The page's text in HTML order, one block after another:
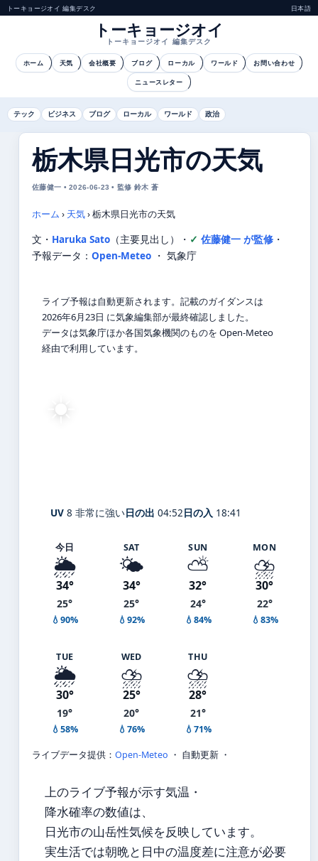
トーキョージオイ 編集デスク 日本語
トーキョージオイ
トーキョージオイ 編集デスク
ホーム 天気 会社概要 ブログ ローカル ワールド お問い合わせ
ニュースレター
テック ビジネス ブログ ローカル ワールド 政治
栃木県日光市の天気
佐藤健一 • 2026-06-23 • 監修 鈴木 蒼
ホーム › 天気›栃木県日光市の天気
文・ Haruka Sato （主要見出し） ・ 佐藤健一 が監修 ・
予報データ： Open-Meteo ・ 気象庁
ライブ予報は自動更新されます。記載のガイダンスは
2026年6月23日 に気象編集部が最終確認しました。
データは気象庁ほか各国気象機関のものを Open-Meteo
経由で利用しています。
☀️
UV 8 非常に強い日の出 04:52日の入 18:41
今日
🌦️
34°
25°
💧90%
SAT
🌤️
34°
25°
💧92%
SUN
⛅
32°
24°
💧84%
MON
⛈️
30°
22°
💧83%
TUE
🌦️
30°
19°
💧58%
WED
⛈️
25°
20°
💧76%
THU
⛈️
28°
21°
💧71%
ライブデータ提供： Open-Meteo ・ 自動更新 ・
上のライブ予報が示す気温・
降水確率の数値は、
日光市の山岳性気候を反映しています。
実生活では朝晩と日中の温度差に注意が必要